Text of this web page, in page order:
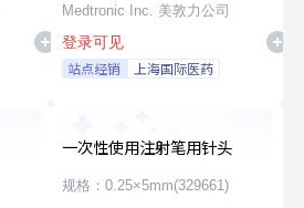
Medtronic Inc. 美敦力公司
登录可见
站点经销 上海国际医药
一次性使用注射笔用针头
规格：0.25×5mm(329661)